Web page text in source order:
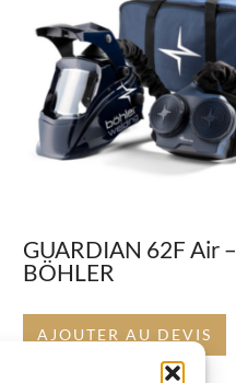
GUARDIAN 62F Air –
BÖHLER
AJOUTER AU DEVIS